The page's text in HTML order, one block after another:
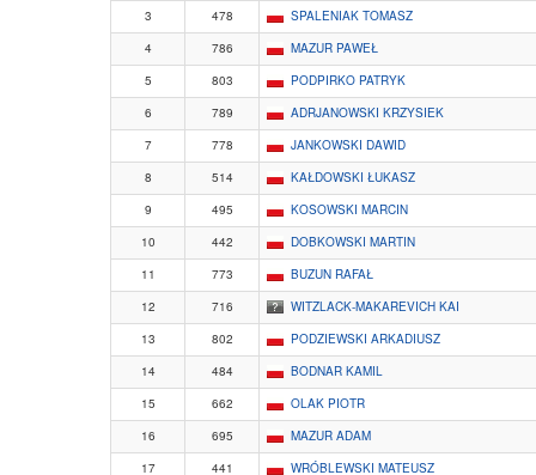
3
478
SPALENIAK TOMASZ
4
786
MAZUR PAWEŁ
5
803
PODPIRKO PATRYK
6
789
ADRJANOWSKI KRZYSIEK
7
778
JANKOWSKI DAWID
8
514
KAŁDOWSKI ŁUKASZ
9
495
KOSOWSKI MARCIN
10
442
DOBKOWSKI MARTIN
11
773
BUZUN RAFAŁ
12
716
WITZLACK-MAKAREVICH KAI
13
802
PODZIEWSKI ARKADIUSZ
14
484
BODNAR KAMIL
15
662
OLAK PIOTR
16
695
MAZUR ADAM
17
441
WRÓBLEWSKI MATEUSZ